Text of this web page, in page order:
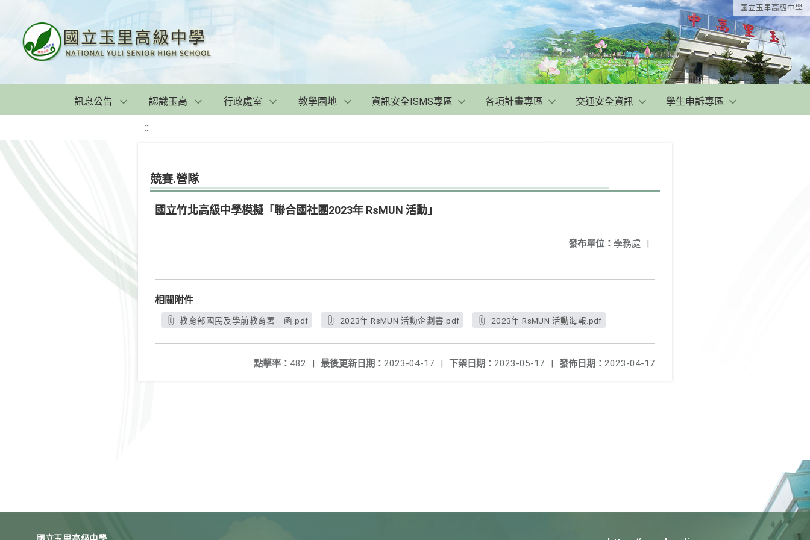
國立玉里高級中學
訊息公告 認識玉高 行政處室 教學園地 資訊安全ISMS專區 各項計畫專區 交通安全資訊 學生申訴專區
:::
競賽.營隊
國立竹北高級中學模擬「聯合國社團2023年 RsMUN 活動」
發布單位： 學務處 |
相關附件
教育部國民及學前教育署 函.pdf 2023年 RsMUN 活動企劃書.pdf 2023年 RsMUN 活動海報.pdf
發佈日期： 2023-04-17
下架日期： 2023-05-17 |
最後更新日期： 2023-04-17 |
點擊率： 482 |